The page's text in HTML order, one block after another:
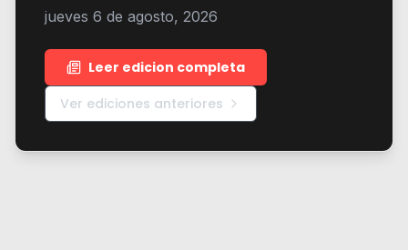
jueves 6 de agosto, 2026
Leer edicion completa
Ver ediciones anteriores